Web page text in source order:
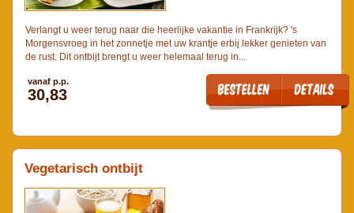
Verlangt u weer terug naar die heerlijke vakantie in Frankrijk? 's
Morgensvroeg in het zonnetje met uw krantje erbij lekker genieten van
de rust. Dit ontbijt brengt u weer helemaal terug in...
vanaf p.p.
30,83
Vegetarisch ontbijt